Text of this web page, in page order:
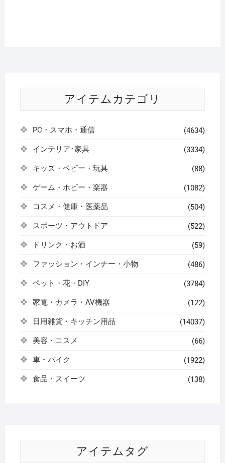
アイテムカテゴリ
PC・スマホ・通信 (4634)
インテリア･家具 (3334)
キッズ・ベビー・玩具 (88)
ゲーム・ホビー・楽器 (1082)
コスメ・健康・医薬品 (504)
スポーツ・アウトドア (522)
ドリンク・お酒 (59)
ファッション・インナー・小物 (486)
ペット・花・DIY (3784)
家電・カメラ・AV機器 (122)
日用雑貨・キッチン用品 (14037)
美容・コスメ (66)
車・バイク (1922)
食品・スイーツ (138)
アイテムタグ